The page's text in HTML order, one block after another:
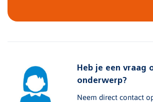
Heb je een vraag
onderwerp?
Neem direct contact